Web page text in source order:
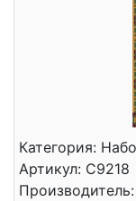
Категория:
Артикул: С9218